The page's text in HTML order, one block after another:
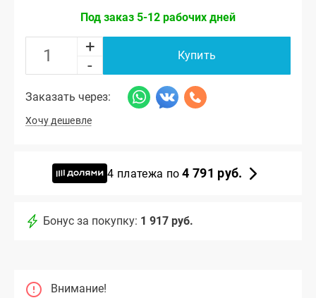
Под заказ 5-12 рабочих дней
+
-
Купить
Заказать через:
Хочу дешевле
4 платежа по4 791 руб.
Бонус за покупку: 1 917 руб.
Внимание!